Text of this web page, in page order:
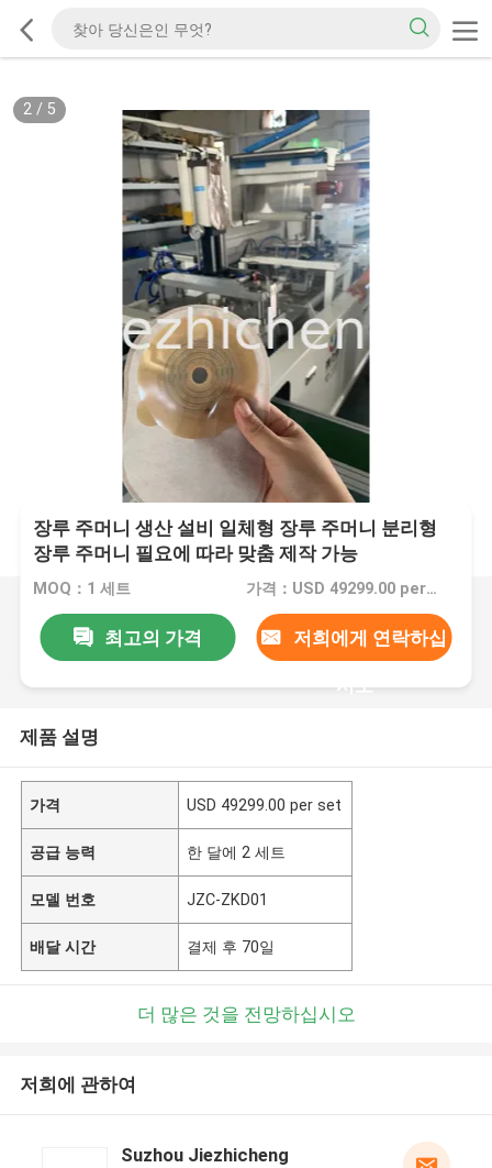
2/ 5
장루 주머니 생산 설비 일체형 장루 주머니 분리형
장루 주머니 필요에 따라 맞춤 제작 가능
MOQ：1 세트 가격：USD 49299.00 per set
최고의 가격 저희에게 연락하십
시오
제품 설명
가격 USD 49299.00 per set
공급 능력 한 달에 2 세트
모델 번호 JZC-ZKD01
배달 시간 결제 후 70일
더 많은 것을 전망하십시오
저희에 관하여
Suzhou Jiezhicheng